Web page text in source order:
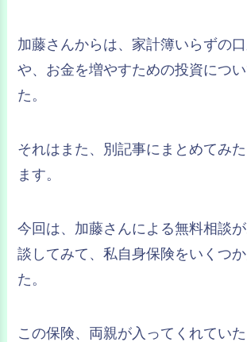
加藤さんからは、家計簿いらずの
や、お金を増やすための投資につ
た。
それはまた、別記事にまとめてみ
ます。
今回は、加藤さんによる無料相談
談してみて、私自身保険をいくつ
た。
この保険、両親が入ってくれてい